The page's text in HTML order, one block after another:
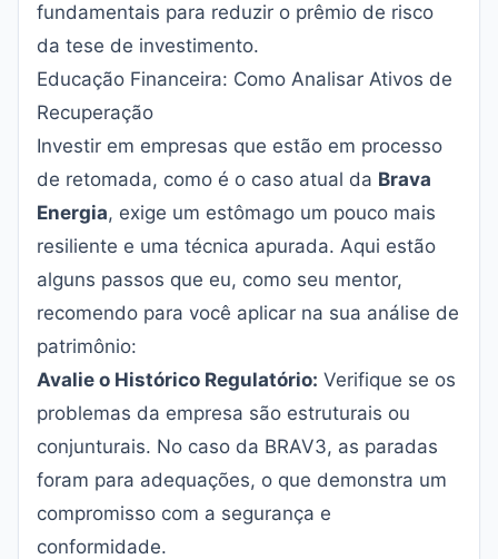
fundamentais para reduzir o prêmio de risco
da tese de investimento.
Educação Financeira: Como Analisar Ativos de
Recuperação
Investir em empresas que estão em processo
de retomada, como é o caso atual da Brava
Energia, exige um estômago um pouco mais
resiliente e uma técnica apurada. Aqui estão
alguns passos que eu, como seu mentor,
recomendo para você aplicar na sua análise de
patrimônio:
Avalie o Histórico Regulatório: Verifique se os
problemas da empresa são estruturais ou
conjunturais. No caso da BRAV3, as paradas
foram para adequações, o que demonstra um
compromisso com a segurança e
conformidade.